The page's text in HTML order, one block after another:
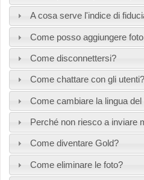
A cosa serve l'indice di
Come posso aggiungere
Come disconnettersi?
Come chattare con gli utenti?
Come cambiare la lingua del
Perché non riesco a inviare
Come diventare Gold?
Come eliminare le foto?